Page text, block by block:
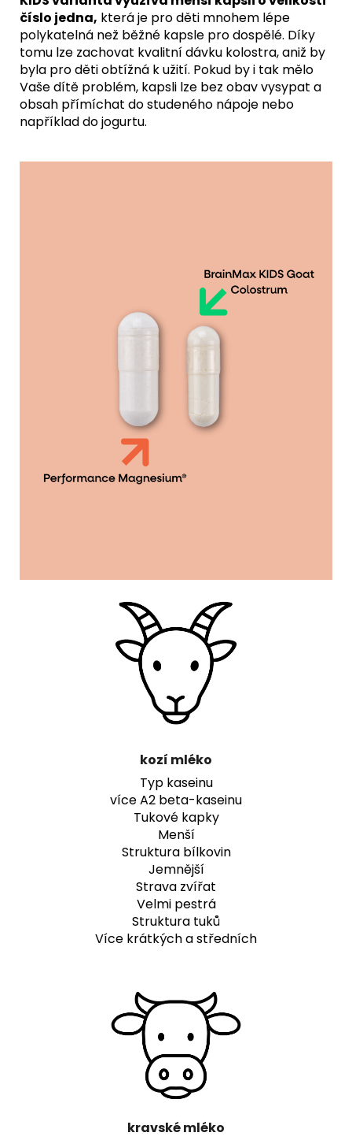
číslo jedna, která je pro děti mnohem lépe
polykatelná než běžné kapsle pro dospělé. Díky
tomu lze zachovat kvalitní dávku kolostra, aniž by
byla pro děti obtížná k užití. Pokud by i tak mělo
Vaše dítě problém, kapsli lze bez obav vysypat a
obsah přímíchat do studeného nápoje nebo
například do jogurtu.
kozí mléko
Typ kaseinu
více A2 beta-kaseinu
Tukové kapky
Menší
Struktura bílkovin
Jemnější
Strava zvířat
Velmi pestrá
Struktura tuků
Více krátkých a středních
kravské mléko